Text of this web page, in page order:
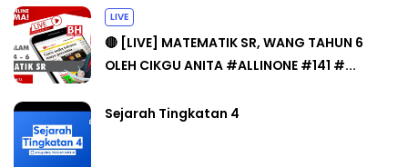
LIVE
🔴 [LIVE] MATEMATIK SR, WANG TAHUN 6
OLEH CIKGU ANITA #ALLINONE #141 #...
Sejarah Tingkatan 4